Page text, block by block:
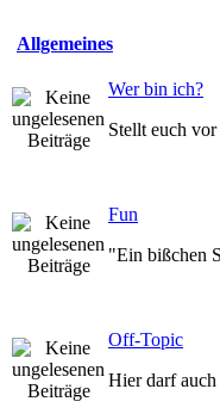
Allgemeines
Wer bin ich?
Stellt euch
Fun
"Ein bißchen
Off-Topic
Hier darf